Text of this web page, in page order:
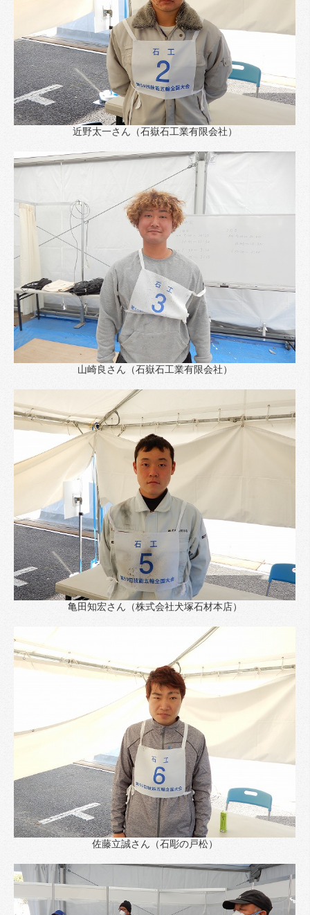
近野太一さん（石嶽石工業有限会社）
山崎良さん（石嶽石工業有限会社）
亀田知宏さん（株式会社犬塚石材本店）
佐藤立誠さん（石彫の戸松）